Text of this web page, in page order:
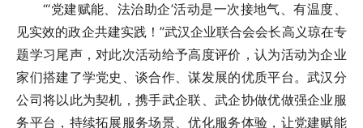
“‘党建赋能、法治助企’活动是一次接地气、有温度、
见实效的政企共建实践！”武汉企业联合会会长高义琼在专
题学习尾声，对此次活动给予高度评价，认为活动为企业
家们搭建了学党史、谈合作、谋发展的优质平台。武汉分
公司将以此为契机，携手武企联、武企协做优做强企业服
务平台，持续拓展服务场景、优化服务体验，让党建赋能